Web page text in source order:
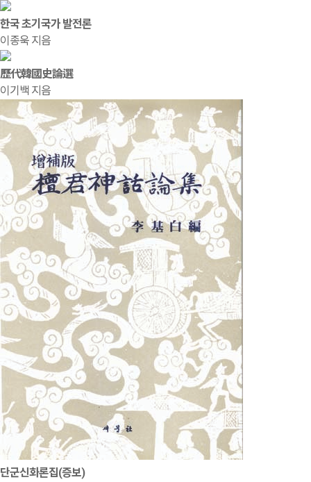
한국 초기국가 발전론
이종욱 지음
歷代韓國史論選
이기백 지음
단군신화론집(증보)